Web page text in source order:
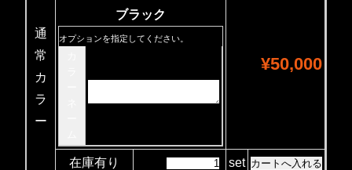
通
常
カ
ラ
ー
ブラック
オプションを指定してください。
¥50,000
在庫有り set